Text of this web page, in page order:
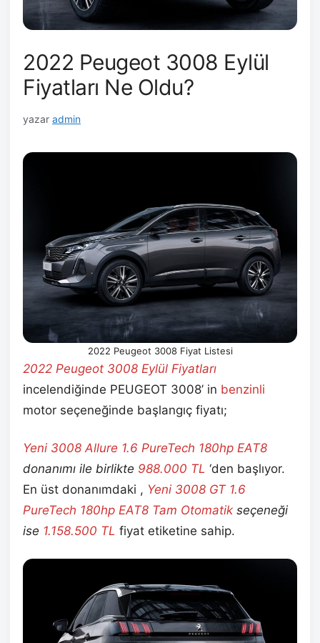
2022 Peugeot 3008 Eylül
Fiyatları Ne Oldu?
yazar admin
2022 Peugeot 3008 Fiyat Listesi
2022 Peugeot 3008 Eylül Fiyatları
incelendiğinde PEUGEOT 3008’ in benzinli
motor seçeneğinde başlangıç fiyatı;
Yeni 3008 Allure 1.6 PureTech 180hp EAT8
donanımı ile birlikte 988.000 TL ‘den başlıyor.
En üst donanımdaki , Yeni 3008 GT 1.6
PureTech 180hp EAT8 Tam Otomatik seçeneği
ise 1.158.500 TL fiyat etiketine sahip.